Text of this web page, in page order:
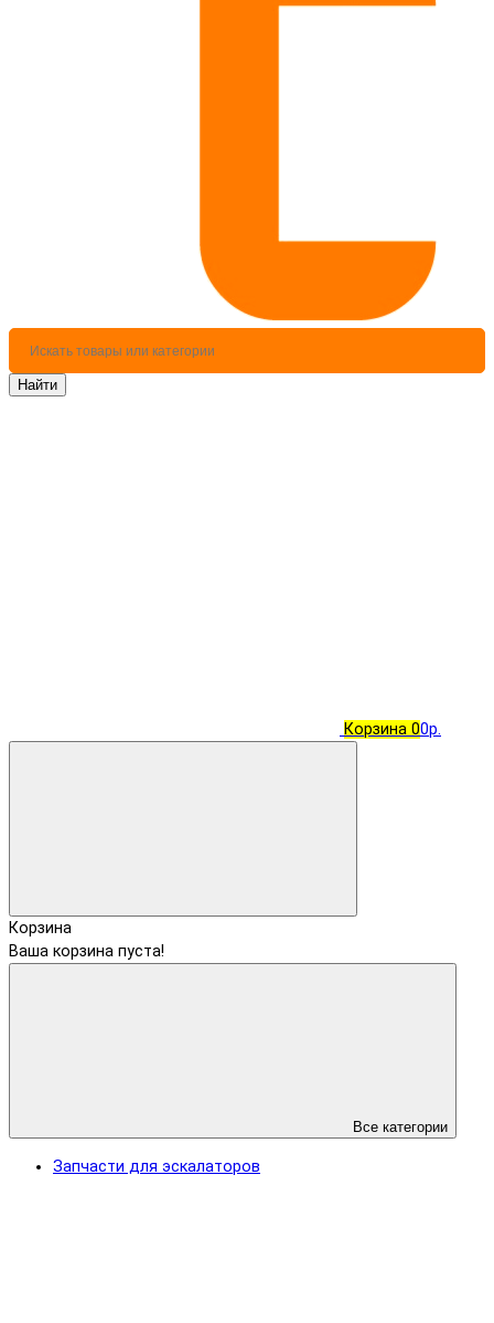
Найти
Корзина 00р.
Корзина
Ваша корзина пуста!
Все категории
Запчасти для эскалаторов